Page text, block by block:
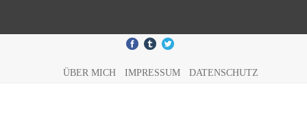
ÜBER MICH IMPRESSUM DATENSCHUTZ